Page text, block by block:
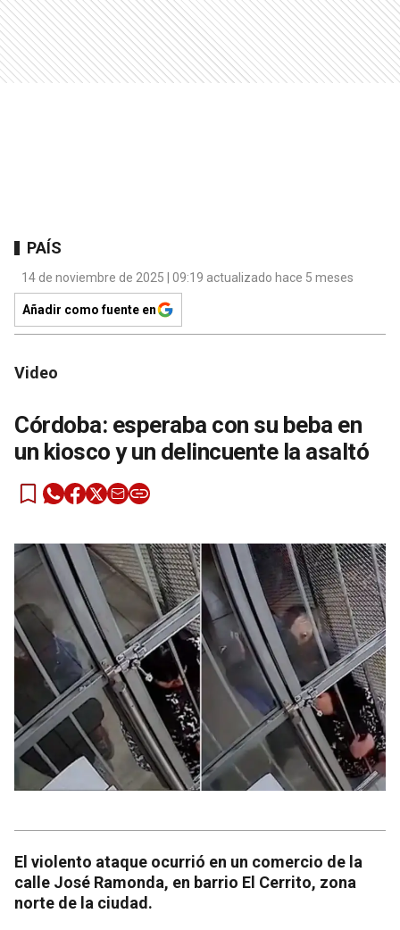
PAÍS
14 de noviembre de 2025 | 09:19 actualizado hace 5 meses
Añadir como fuente en
Video
Córdoba: esperaba con su beba en
un kiosco y un delincuente la asaltó
El violento ataque ocurrió en un comercio de la
calle José Ramonda, en barrio El Cerrito, zona
norte de la ciudad.